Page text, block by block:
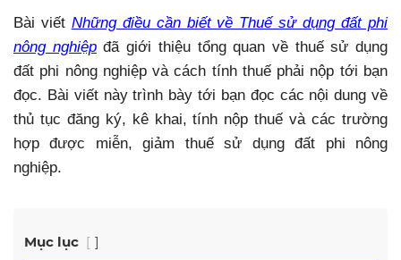
Bài viết Những điều cần biết về Thuế sử dụng đất phi
nông nghiệpđã giới thiệu tổng quan về thuế sử dụng
đất phi nông nghiệp và cách tính thuế phải nộp tới bạn
đọc. Bài viết này trình bày tới bạn đọc các nội dung về
thủ tục đăng ký, kê khai, tính nộp thuế và các trường
hợp được miễn, giảm thuế sử dụng đất phi nông
nghiệp.
Mục lục